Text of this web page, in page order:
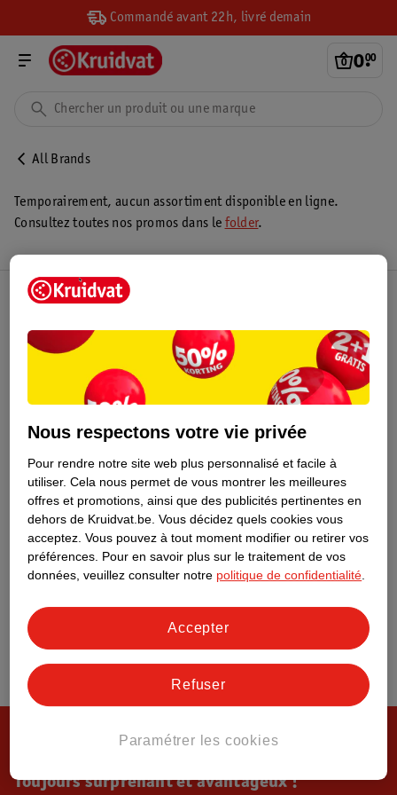
Commandé avant 22h, livré demain
0.
00
All Brands
Temporairement, aucun assortiment disponible en ligne.
Consultez toutes nos promos dans le folder.
Toujours surprenant et avantageux !
Nous respectons votre vie privée
Pour rendre notre site web plus personnalisé et facile à
utiliser. Cela nous permet de vous montrer les meilleures
offres et promotions, ainsi que des publicités pertinentes en
dehors de Kruidvat.be. Vous décidez quels cookies vous
acceptez. Vous pouvez à tout moment modifier ou retirer vos
préférences. Pour en savoir plus sur le traitement de vos
données, veuillez consulter notre politique de confidentialité
Paramétrer les cookies
Refuser
Accepter